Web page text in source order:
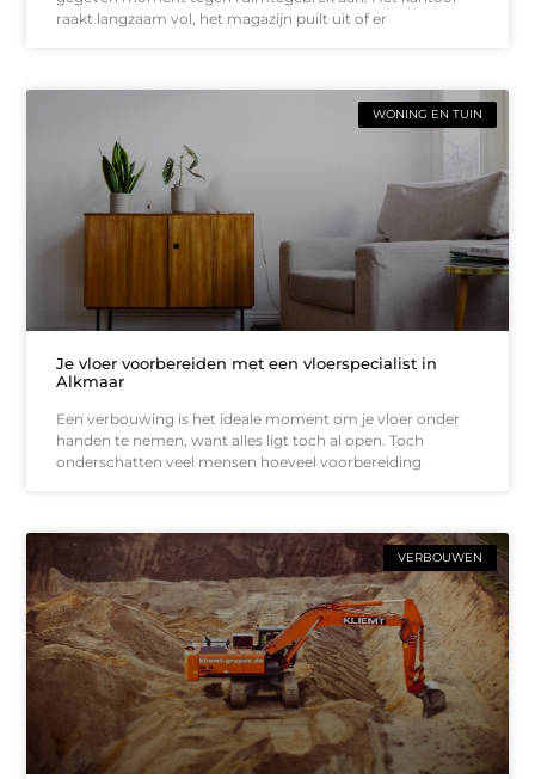
raakt langzaam vol, het magazijn puilt uit of er
WONING EN TUIN
Je vloer voorbereiden met een vloerspecialist in
Alkmaar
Een verbouwing is het ideale moment om je vloer onder
handen te nemen, want alles ligt toch al open. Toch
onderschatten veel mensen hoeveel voorbereiding
VERBOUWEN